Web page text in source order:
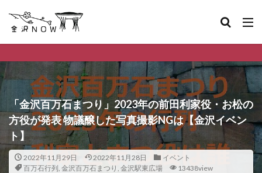
「金沢百万石まつり」2023年の前田利家役・お松の
方役が発表 物議醸した写真撮影NGは【金沢イベン
ト】
2022年11月29日 2022年11月28日
イベント
百万石行列, 金沢百万石まつり , 金沢駅東広場 13438view